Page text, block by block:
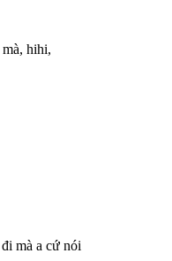
hihi,
mà a cứ nói